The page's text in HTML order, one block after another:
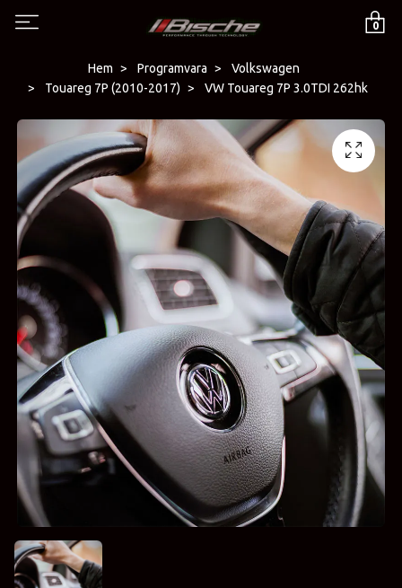
0
Hem Programvara
Volkswagen
Touareg 7P (2010-2017)
VW Touareg 7P 3.0TDI 262hk